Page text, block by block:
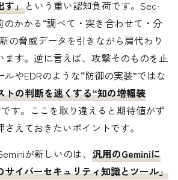
す」という重い認知負荷です。Sec-
のかかる“調べて・突き合わせて・分
の脅威データを引きながら肩代わり
ます。逆に言えば、攻撃そのものを止
やEDRのような“防御の実装”ではな
トの判断を速くする“知の増幅装
す。ここを取り違えると期待値がず
えておきたいポイントです。
が新しいのは、 汎用のGeminiに
サイバーセキュリティ知識とツール」